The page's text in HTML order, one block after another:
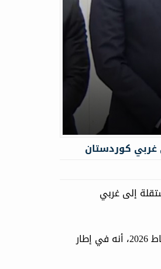
غربي كوردستان
إلى غربي
كشف موسى أحمد، رئيس مؤسسة بارزاني الخيرية، في مؤتمر صحفي، اليوم الثلاثاء 3 شباط 2026، أنه في إطار